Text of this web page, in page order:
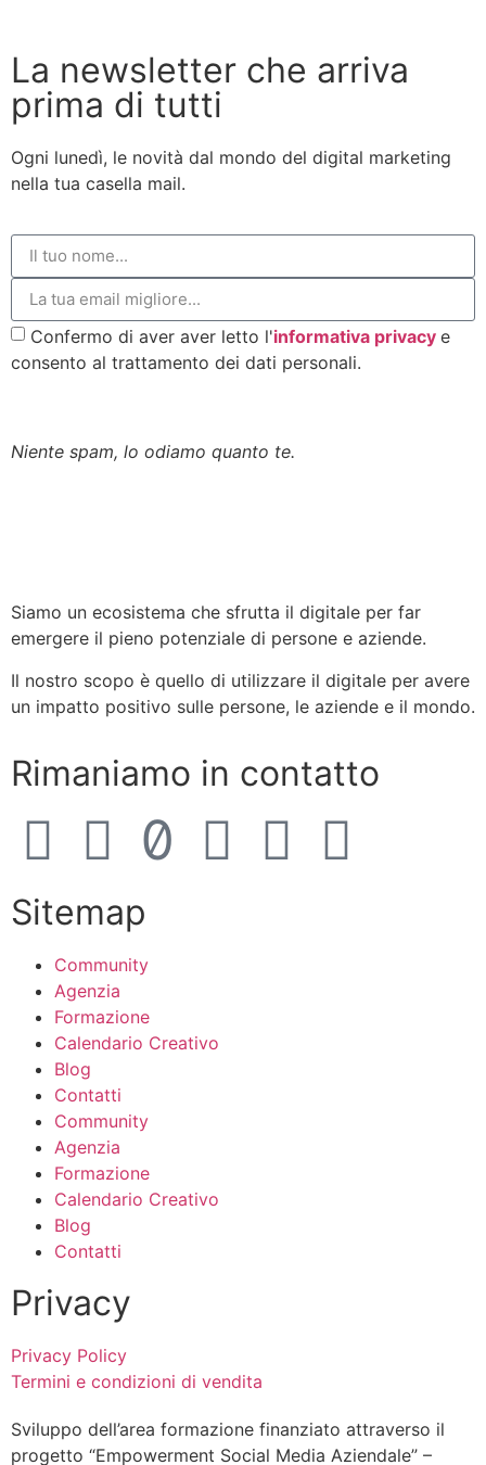
La newsletter che arriva
prima di tutti
Ogni lunedì, le novità dal mondo del digital marketing
nella tua casella mail.
Confermo di aver aver letto l'informativa privacy e
consento al trattamento dei dati personali.
Niente spam, lo odiamo quanto te.
Siamo un ecosistema che sfrutta il digitale per far
emergere il pieno potenziale di persone e aziende.
Il nostro scopo è quello di utilizzare il digitale per avere
un impatto positivo sulle persone, le aziende e il mondo.
Rimaniamo in contatto
Sitemap
Community
Agenzia
Formazione
Calendario Creativo
Blog
Contatti
Community
Agenzia
Formazione
Calendario Creativo
Blog
Contatti
Privacy
Privacy Policy
Termini e condizioni di vendita
Sviluppo dell’area formazione finanziato attraverso il
progetto “Empowerment Social Media Aziendale” –